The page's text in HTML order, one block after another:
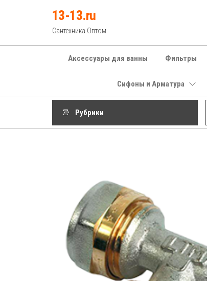
13-13.ru
Сантехника Оптом
Аксессуары для ванны Фильтры
Сифоны и Арматура
Рубрики